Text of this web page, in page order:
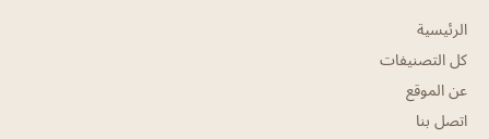
الرئيسية
كل التصنيفات
عن الموقع
اتصل بنا